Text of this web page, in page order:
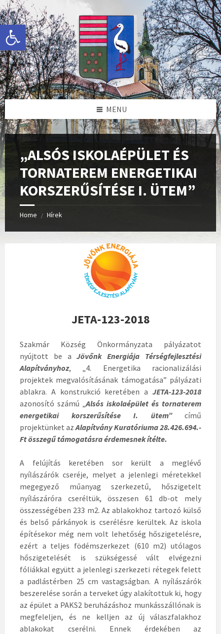
Eszköztár megnyitása
Skip
to
content
Skip
to
left
sidebar
Skip
to
right
sidebar
Skip
to
footer
MENU
„ALSÓS ISKOLAÉPÜLET ÉS
TORNATEREM ENERGETIKAI
KORSZERŰSÍTÉSE I. ÜTEM”
Home / Hírek
JETA-123-2018
Szakmár Község Önkormányzata pályázatot
nyújtott be aJövőnk Energiája Térségfejlesztési
Alapítványhoz, „4. Energetika racionalizálási
projektek megvalósításának támogatása” pályázati
ablakra. A konstrukció keretében a JETA-123-2018
azonosító számú „Alsós iskolaépület és tornaterem
energetikai korszerűsítése I. ütem”című
projektünket azAlapítvány Kuratóriuma 28.426.694.-
Ft összegű támogatásra érdemesnek ítélte.
A felújítás keretében sor került a meglévő
nyílászárók cseréje, melyet a jelenlegi méretekkel
megegyező műanyag szerkezetű, hőszigetelt
nyílászáróra cseréltük, összesen 61 db-ot mely
összességében 233 m2. Az ablakokhoz tartozó külső
és belső párkányok is cserélésre kerültek. Az iskola
építésekor még nem volt lehetőség hőszigetelésre,
ezért a teljes födémszerkezet (610 m2) utólagos
hőszigetelését is szükségessé vált elvégezni
fóliákkal együtt a jelenlegi szerkezeti rétegek felett
a padlástérben 25 cm vastagságban. A nyílászárók
beszerelése során a terveket úgy alakítottuk ki, hogy
az épület a PAKS2 beruházáshoz munkásszállónak is
megfeleljen, és ne kelljen az új válaszfalakhoz
ablakokat cserélni. Ennek érdekében az